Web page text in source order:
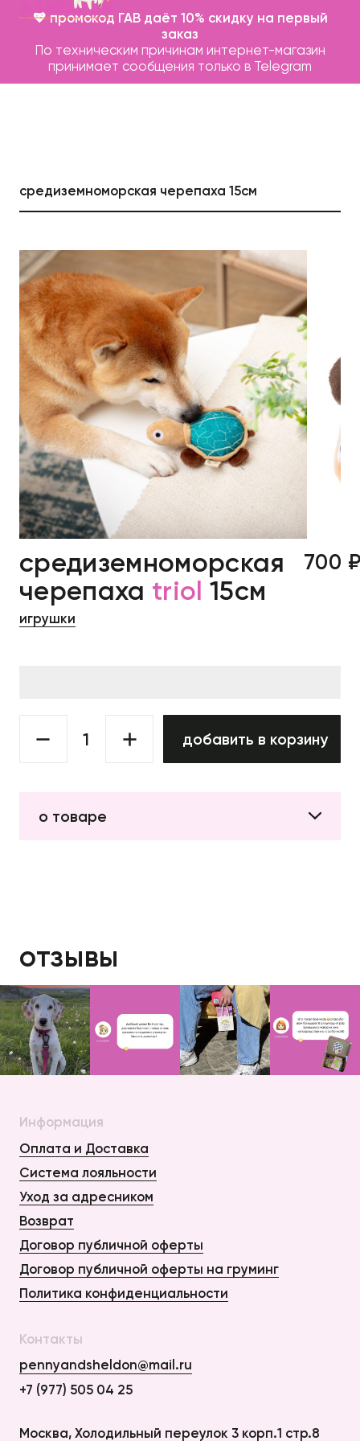
💖 промокод ГАВ даёт 10% скидку на первый
заказ
По техническим причинам интернет-магазин
принимает сообщения только в Telegram
средиземноморская черепаха 15см
средиземноморская
черепаха triol 15см
игрушки
700
добавить в корзину
о товаре
отзывы
Информация
Оплата и Доставка
Система лояльности
Уход за адресником
Возврат
Договор публичной оферты
Договор публичной оферты на груминг
Политика конфиденциальности
Контакты
pennyandsheldon@mail.ru
+7 (977) 505 04 25
Москва, Холодильный переулок 3 корп.1 стр.8
Бренды
Записаться на груминг
О нас
Контакты
Оплата и Доставка